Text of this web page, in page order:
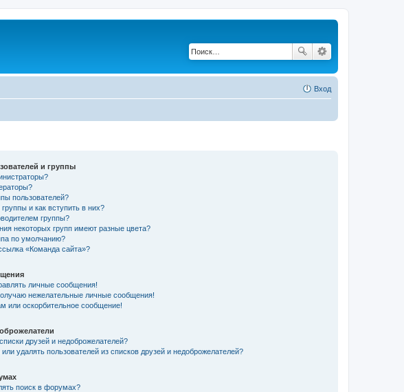
Вход
и группы
пользователей?
группы и как вступить в них?
группы?
некоторых групп имеют разные цвета?
по умолчанию?
«Команда сайта»?
личные сообщения!
нежелательные личные сообщения!
или оскорбительное сообщение!
друзей и недоброжелателей?
или удалять пользователей из списков друзей и недоброжелателей?
поиск в форумах?